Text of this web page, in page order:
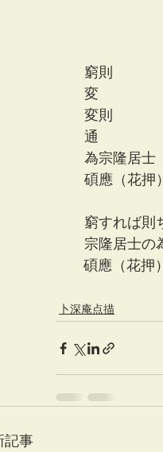
窮則
変
変則
通
為宗隆居士
碩應（花押）
窮すれば則ち
宗隆居士の
       碩應（花押）
卜深庵点描
記事